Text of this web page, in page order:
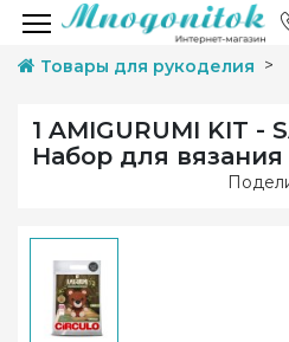
Товары для рукоделия
1 AMIGURUMI KIT -
Набор для